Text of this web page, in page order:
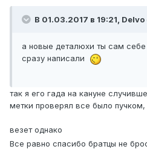
В 01.03.2017 в 19:21, Delvo
а новые деталюхи ты сам
сразу написали
так я его гада на кануне
метки проверял все было пучком,
везет однако
Все равно спасибо братцы не